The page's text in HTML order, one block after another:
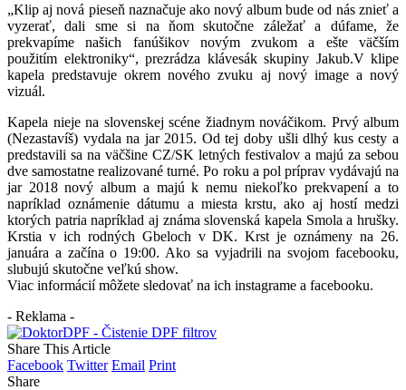
„Klip aj nová pieseň naznačuje ako nový album bude od nás znieť a
vyzerať, dali sme si na ňom skutočne záležať a dúfame, že
prekvapíme našich fanúšikov novým zvukom a ešte väčším
použitím elektroniky“, prezrádza klávesák skupiny Jakub.V klipe
kapela predstavuje okrem nového zvuku aj nový image a nový
vizuál.
Kapela nieje na slovenskej scéne žiadnym nováčikom. Prvý album
(Nezastavíš) vydala na jar 2015. Od tej doby ušli dlhý kus cesty a
predstavili sa na väčšine CZ/SK letných festivalov a majú za sebou
dve samostatne realizované turné. Po roku a pol príprav vydávajú na
jar 2018 nový album a majú k nemu niekoľko prekvapení a to
napríklad oznámenie dátumu a miesta krstu, ako aj hostí medzi
ktorých patria napríklad aj známa slovenská kapela Smola a hrušky.
Krstia v ich rodných Gbeloch v DK. Krst je oznámeny na 26.
januára a začína o 19:00. Ako sa vyjadrili na svojom facebooku,
slubujú skutočne veľkú show.
Viac informácií môžete sledovať na ich instagrame a facebooku.
- Reklama -
Share This Article
Facebook Twitter Email Print
Share